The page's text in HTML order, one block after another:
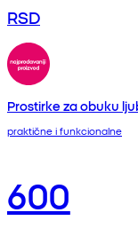
RSD
Prostirke za obuku
praktične i funkcionalne
600